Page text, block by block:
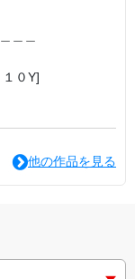
＿
０Y]
＿＿
他の作品を見る